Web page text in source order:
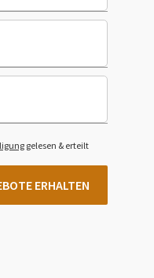
gelesen & erteilt
ERHALTEN